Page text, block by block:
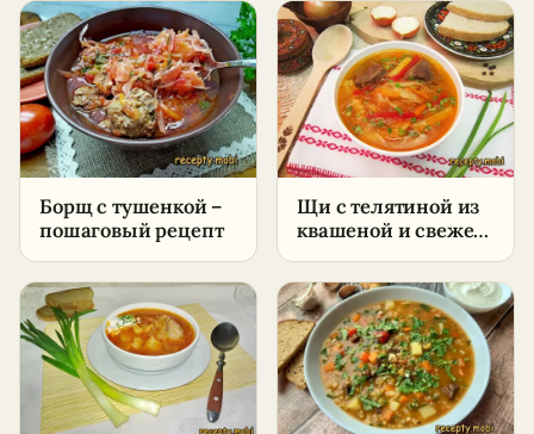
Борщ с тушенкой –
пошаговый рецепт
Щи с телятиной из
квашеной и свежей